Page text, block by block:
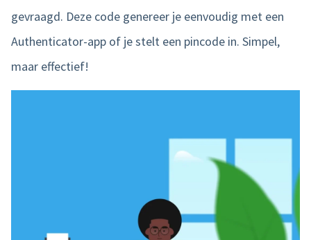
gevraagd. Deze code genereer je eenvoudig met een
Authenticator-app of je stelt een pincode in. Simpel,
maar effectief!